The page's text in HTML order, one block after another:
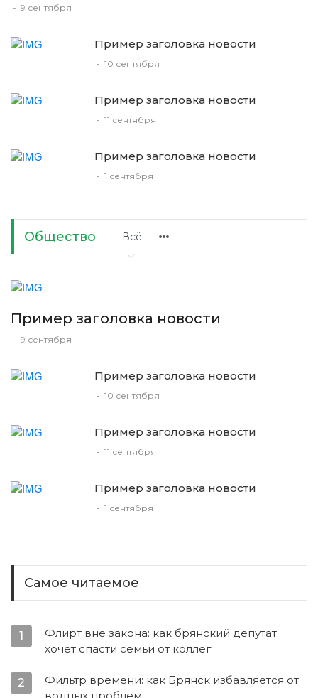
- 9 сентября
Пример заголовка новости
- 10 сентября
Пример заголовка новости
- 11 сентября
Пример заголовка новости
- 1 сентября
Общество Всё
Пример заголовка новости
- 9 сентября
Пример заголовка новости
- 10 сентября
Пример заголовка новости
- 11 сентября
Пример заголовка новости
- 1 сентября
Самое читаемое
1
Флирт вне закона: как брянский депутат
хочет спасти семьи от коллег
2
Фильтр времени: как Брянск избавляется от